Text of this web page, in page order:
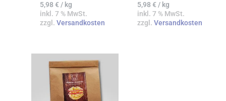
5,98€/ kg
inkl. 7 % MwSt.
zzgl. Versandkosten
5,98€/ kg
inkl. 7 % MwSt.
zzgl. Versandkosten